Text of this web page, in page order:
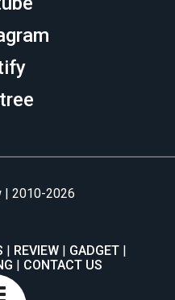
| 2010-2026
REVIEW
GADGET
CONTACT US